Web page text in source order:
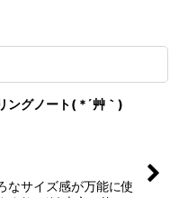
ングノート( *´艸｀)
なサイズ感が万能に使